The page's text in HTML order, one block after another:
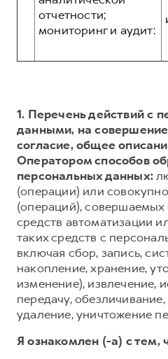
отчетности;
мониторинг и аудит:
1. Перечень действий с
данными, на
согласие, общее
Оператором способов
персональных данных:
(операции) или
(операций), совершаемых
средств автоматизации
таких средств с
включая сбор, запись,
накопление, хранение,
изменение), извлечение,
передачу,
удаление, уничтожение
Я ознакомлен (-а) с тем,